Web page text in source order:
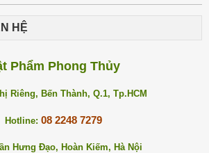
HỆ
Phẩm Phong Thủy
Riêng, Bến Thành, Q.1, Tp.HCM
Hotline: 08 2248 7279
Hưng Đạo, Hoàn Kiếm, Hà Nội